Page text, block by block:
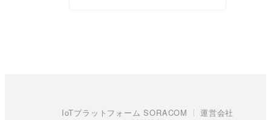
IoTプラットフォーム SORACOM
運営会社